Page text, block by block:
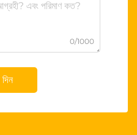
0/1000